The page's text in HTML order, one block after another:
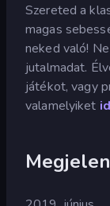
Szereted a
magas
neked való!
jutalmadat.
játékot, vagy
valamelyiket